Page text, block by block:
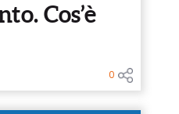
Cos’è
0